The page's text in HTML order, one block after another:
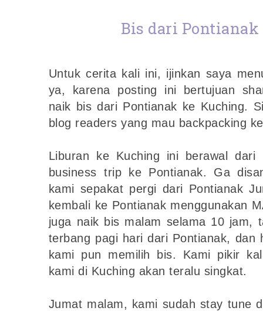
Bis dari
Untuk cerita kali ini, ijinkan saya
ya, karena posting ini bertujuan
naik bis dari Pontianak ke Kuching.
blog readers yang mau backpacking
Liburan ke Kuching ini berawal
business trip ke Pontianak. Ga
kami sepakat pergi dari Pontianak
kembali ke Pontianak menggunakan
juga naik bis malam selama 10 jam,
terbang pagi hari dari Pontianak, dan
kami pun memilih bis. Kami pikir
kami di Kuching akan teralu singkat.
Jumat malam, kami sudah stay tune